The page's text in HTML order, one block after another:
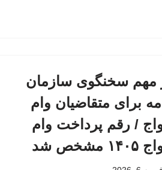
مهم سخنگوی سازمان
برای متقاضیان وام
/ رقم پرداخت وام
مشخص شد